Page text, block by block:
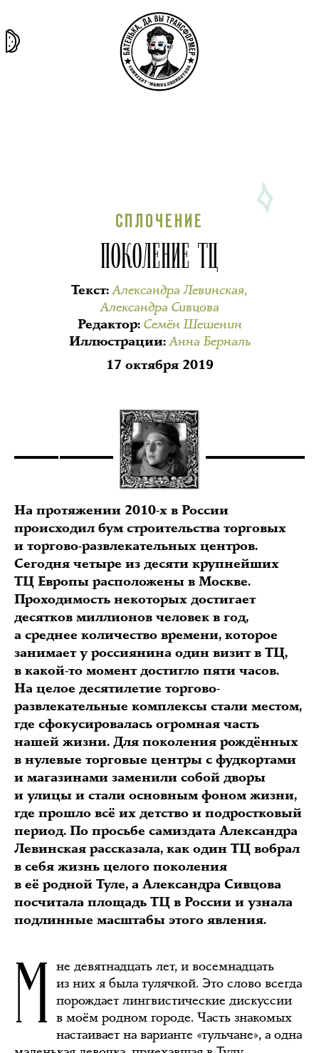
СПЛОЧЕНИЕ
ПОКОЛЕНИЕ ТЦ
Текст:Александра Левинская,
Александра Сивцова
Редактор: Семён Шешенин
Иллюстрации:Анна Берналь
17 октября 2019
На протяжении 2010-х в России
происходил бум строительства торговых
и торгово-развлекательных центров.
Сегодня четыре из десяти крупнейших
ТЦ Европы расположены в Москве.
Проходимость некоторых достигает
десятков миллионов человек в год,
а среднее количество времени, которое
занимает у россиянина один визит в ТЦ,
в какой-то момент достигло пяти часов.
На целое десятилетие торгово-
развлекательные комплексы стали местом,
где сфокусировалась огромная часть
нашей жизни. Для поколения рождённых
в нулевые торговые центры с фудкортами
и магазинами заменили собой дворы
и улицы и стали основным фоном жизни,
где прошло всё их детство и подростковый
период. По просьбе самиздата Александра
Левинская рассказала, как один ТЦ вобрал
в себя жизнь целого поколения
в её родной Туле, а Александра Сивцова
посчитала площадь ТЦ в России и узнала
подлинные масштабы этого явления.
М не девятнадцать лет, и восемнадцать
из них я была тулячкой. Это слово всегда
порождает лингвистические дискуссии
в моём родном городе. Часть знакомых
настаивает на варианте «тульчане», а одна